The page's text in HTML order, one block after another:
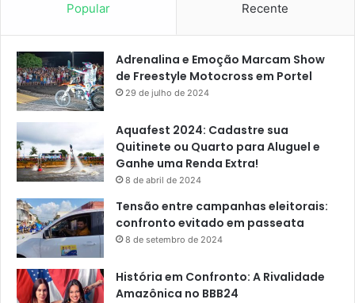
Popular Recente
Adrenalina e Emoção Marcam Show
de Freestyle Motocross em Portel
29 de julho de 2024
Aquafest 2024: Cadastre sua
Quitinete ou Quarto para Aluguel e
Ganhe uma Renda Extra!
8 de abril de 2024
Tensão entre campanhas eleitorais:
confronto evitado em passeata
8 de setembro de 2024
História em Confronto: A Rivalidade
Amazônica no BBB24